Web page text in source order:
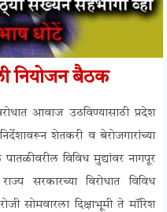
नियोजन बैठक
आवाज उठविण्यासाठी प्रदेश
शेतकरी व बेरोजगारांच्या
विविध मुद्यांवर नागपूर
सरकारच्या विरोधात विविध
सोमवारला दिक्षाभूमी ते माॅरिश